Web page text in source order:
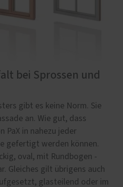
bei Sprossen und
gibt es keine Norm. Sie
an. Wie gut, dass
PaX in nahezu jeder
gefertigt werden können.
oval, mit Rundbogen -
Gleiches gilt übrigens auch
glasteilend oder im